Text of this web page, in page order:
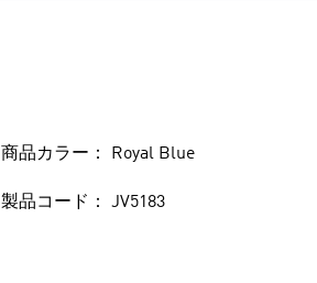
商品カラー： Royal Blue
製品コード： JV5183